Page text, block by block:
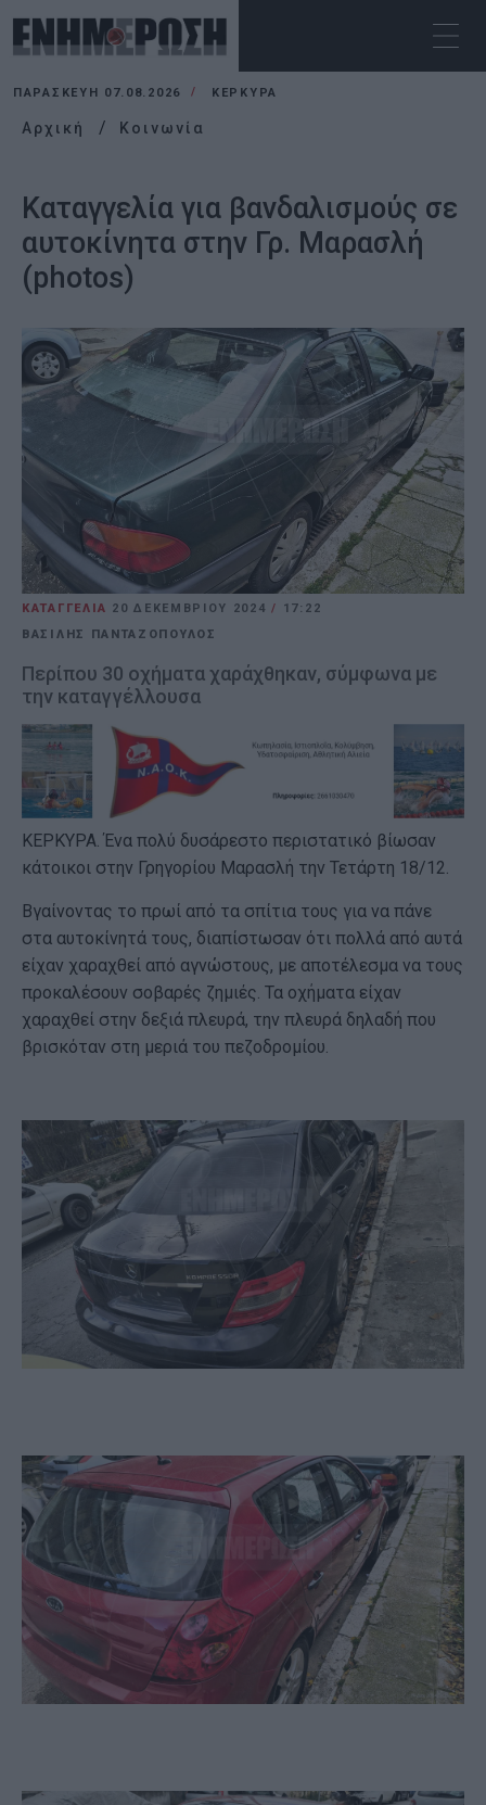
ΠΑΡΑΣΚΕΥΉ 07.08.2026 ΚΕΡΚΥΡΑ
Αρχική Κοινωνία
Καταγγελία για βανδαλισμούς σε
αυτοκίνητα στην Γρ. Μαρασλή
(photos)
ΚΑΤΑΓΓΕΛΙΑ 20 ΔΕΚΕΜΒΡΊΟΥ 2024/ 17:22
ΒΑΣΙΛΗΣ ΠΑΝΤΑΖΟΠΟΥΛΟΣ
Περίπου 30 οχήματα χαράχθηκαν, σύμφωνα με
την καταγγέλλουσα
ΚΕΡΚΥΡΑ. Ένα πολύ δυσάρεστο περιστατικό βίωσαν
κάτοικοι στην Γρηγορίου Μαρασλή την Τετάρτη 18/12.
Βγαίνοντας το πρωί από τα σπίτια τους για να πάνε
στα αυτοκίνητά τους, διαπίστωσαν ότι πολλά από αυτά
είχαν χαραχθεί από αγνώστους, με αποτέλεσμα να τους
προκαλέσουν σοβαρές ζημιές. Τα οχήματα είχαν
χαραχθεί στην δεξιά πλευρά, την πλευρά δηλαδή που
βρισκόταν στη μεριά του πεζοδρομίου.